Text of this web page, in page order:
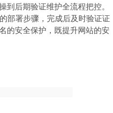
后期验证维护全流程把控。
部署步骤，完成后及时验证证
的安全保护，既提升网站的安